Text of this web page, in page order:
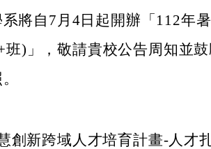
將自7月4日起開辦「112年
班)」，敬請貴校公告周知並
創新跨域人才培育計畫-人才